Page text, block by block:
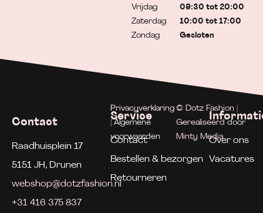
Vrijdag
Zaterdag
Zondag
09:30 tot 20:00
10:00 tot 17:00
Gesloten
Contact
Raadhuisplein 17
5151 JH, Drunen
webshop@dotzfashion.nl
+31 416 375 837
Service
Contact
Bestellen & bezorgen
Retourneren
Over ons
Vacatures
Privacyverklaring
| Algemene
voorwaarden
© Dotz Fashion |
Gerealiseerd door
Minty Media